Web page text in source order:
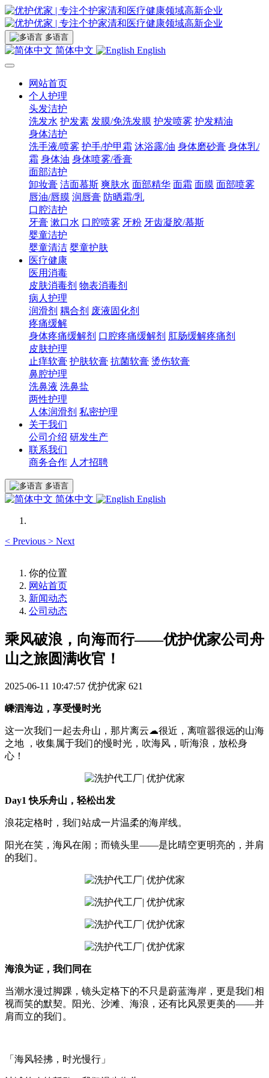
多语言
简体中文 English
网站首页
个人护理
头发洁护
洗发水 护发素 发膜/免洗发膜 护发喷雾 护发精油
身体洁护
洗手液/喷雾 护手/护甲霜 沐浴露/油 身体磨砂膏 身体乳/
霜 身体油 身体喷雾/香膏
面部洁护
卸妆膏 洁面慕斯 爽肤水 面部精华 面霜 面膜 面部喷雾
唇油/唇膜 润唇膏 防晒霜/乳
口腔洁护
牙膏 漱口水 口腔喷雾 牙粉 牙齿凝胶/慕斯
婴童洁护
婴童清洁 婴童护肤
医疗健康
医用消毒
皮肤消毒剂 物表消毒剂
病人护理
润滑剂 耦合剂 废液固化剂
疼痛缓解
身体疼痛缓解剂 口腔疼痛缓解剂 肛肠缓解疼痛剂
皮肤护理
止痒软膏 护肤软膏 抗菌软膏 烫伤软膏
鼻腔护理
洗鼻液 洗鼻盐
两性护理
人体润滑剂 私密护理
关于我们
公司介绍 研发生产
联系我们
商务合作 人才招聘
多语言
简体中文 English
< Previous > Next
你的位置
网站首页
新闻动态
公司动态
乘风破浪，向海而行——优护优家公司舟
山之旅圆满收官！
2025-06-11 10:47:57 优护优家 621
嵊泗海边，享受慢时光
这一次我们一起去舟山，那片离云☁很近，离喧嚣很远的山海
之地 ，收集属于我们的慢时光，吹海风，听海浪，放松身
心！
Day1 快乐舟山，轻松出发
浪花定格时，我们站成一片温柔的海岸线。
阳光在笑，海风在闹；而镜头里——是比晴空更明亮的，并肩
的我们。
海浪为证，我们同在
当潮水漫过脚踝，镜头定格下的不只是蔚蓝海岸，更是我们相
视而笑的默契。阳光、沙滩、海浪，还有比风景更美的——并
肩而立的我们。
「海风轻拂，时光慢行」